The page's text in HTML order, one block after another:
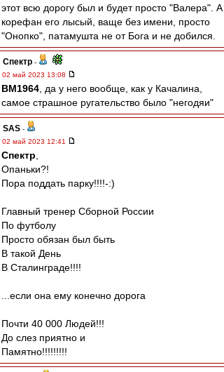
этот всю дорогу был и будет просто "Валера". А
корефан его лысый, ваще без имени, просто
"Онопко", патамушта не от Бога и не добился.
Спектр -
02 май 2023 13:08
BM1964 , да у него вообще, как у Качалина,
самое страшное ругательство было "негодяи"
SAS -
02 май 2023 12:41
Спектр
Опаньки?!
Пора поддать парку!!!!-:)
Главный тренер Сборной России
По футболу
Просто обязан был быть
В такой День
В Сталинграде!!!!
...если она ему конечно дорога
Почти 40 000 Людей!!!
До слез приятно и
Памятно!!!!!!!!!